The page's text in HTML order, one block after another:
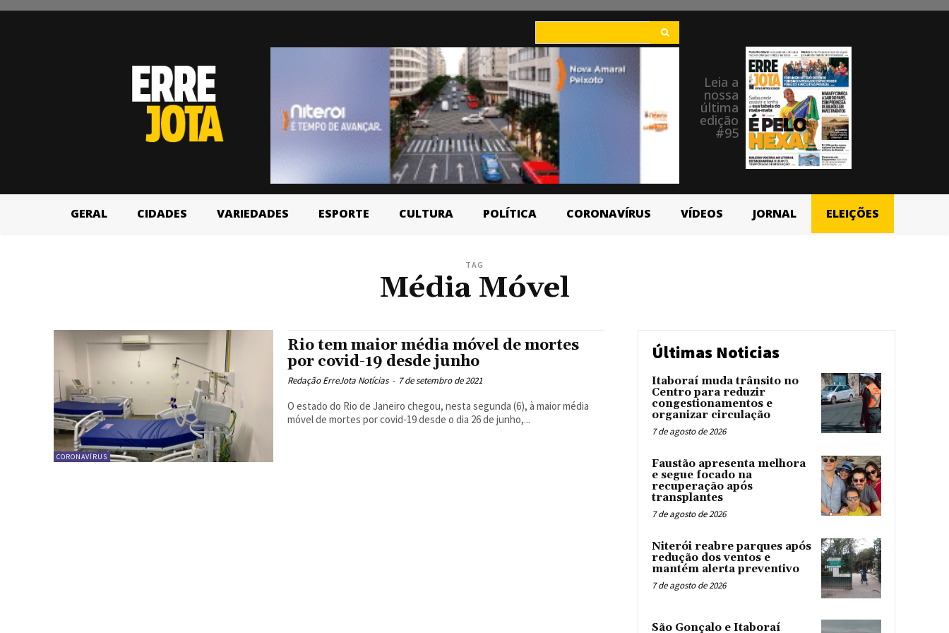
Leia a
nossa
última
edição
#95
GERAL CIDADES VARIEDADES ESPORTE CULTURA POLÍTICA CORONAVÍRUS VÍDEOS JORNAL ELEIÇÕES
TAG
Média Móvel
CORONAVÍRUS
Rio tem maior média móvel de mortes
por covid-19 desde junho
Redação ErreJota Notícias - 7 de setembro de 2021
O estado do Rio de Janeiro chegou, nesta segunda (6), à maior média
móvel de mortes por covid-19 desde o dia 26 de junho,...
Últimas Noticias
Itaboraí muda trânsito no
Centro para reduzir
congestionamentos e
organizar circulação
7 de agosto de 2026
Faustão apresenta melhora
e segue focado na
recuperação após
transplantes
7 de agosto de 2026
Niterói reabre parques após
redução dos ventos e
mantém alerta preventivo
7 de agosto de 2026
São Gonçalo e Itaboraí